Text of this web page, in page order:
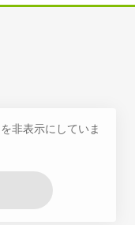
非表示にしていま